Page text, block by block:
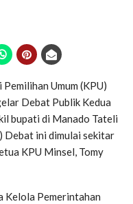
Pemilihan Umum (KPU)
Debat Publik Kedua
bupati di Manado Tateli
Debat ini dimulai sekitar
KPU Minsel, Tomy
Kelola Pemerintahan